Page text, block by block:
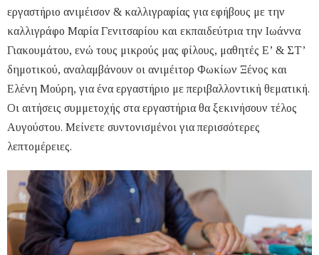
εργαστήριο ανιμέισον & καλλιγραφίας για εφήβους με την
καλλιγράφο Μαρία Γενιτσαρίου και εκπαιδεύτρια την Ιωάννα
Γιακουμάτου, ενώ τους μικρούς μας φίλους, μαθητές Ε’ & ΣΤ’
δημοτικού, αναλαμβάνουν οι ανιμέιτορ Φωκίων Ξένος και
Ελένη Μούρη, για ένα εργαστήριο με περιβαλλοντική θεματική.
Οι αιτήσεις συμμετοχής στα εργαστήρια θα ξεκινήσουν τέλος
Αυγούστου. Μείνετε συντονισμένοι για περισσότερες
λεπτομέρειες.